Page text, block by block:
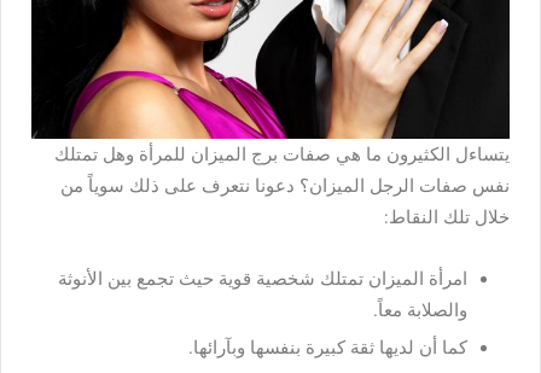
يتساءل الكثيرون ما هي صفات برج الميزان للمرأة وهل تمتلك
نفس صفات الرجل الميزان؟ دعونا نتعرف على ذلك سوياً من
خلال تلك النقاط:
امرأة الميزان تمتلك شخصية قوية حيث تجمع بين الأنوثة
والصلابة معاً.
كما أن لديها ثقة كبيرة بنفسها وبآرائها.